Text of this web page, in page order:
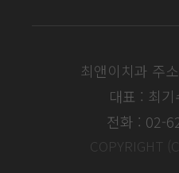
최앤이치과 주
대표 : 최
전화 : 02-
COPYRIGHT